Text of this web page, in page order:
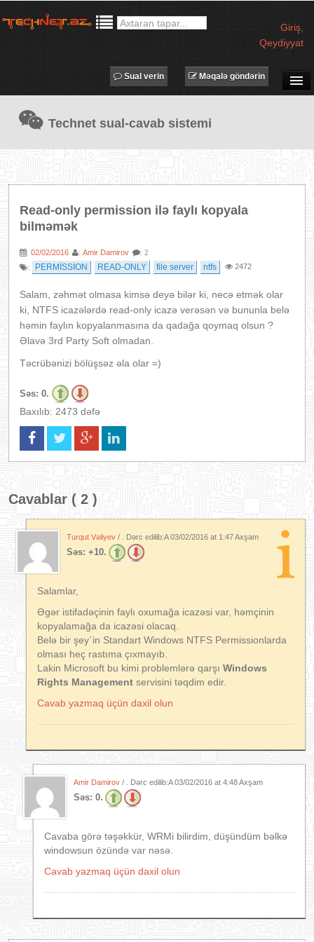
Giriş
Qeydiyyat
TECHNET TV
MƏQALƏLƏR
PROQRAMLAR
IT LÜĞƏT
Məqalə göndərin
Sual verin
Technet sual-cavab sistemi
Read-only permission ilə faylı kopyala
bilməmək
: 02/02/2016 : Amir Damirov
: 2
:
PERMİSSİON READ-ONLY file server ntfs 2472
Salam, zəhmət olmasa kimsə deyə bilər ki, necə etmək olar
ki, NTFS icazələrdə read-only icazə verəsən və bununla belə
həmin faylın kopyalanmasına da qadağa qoymaq olsun ?
Əlavə 3rd Party Soft olmadan.
Təcrübənizi bölüşsəz əla olar =)
Səs: 0.
Baxılıb: 2473 dəfə
Cavablar ( 2 )
Turqut Vəliyev / . Dərc edilib:A03/02/2016 at 1:47 Axşam
Səs: +10.
Salamlar,
Əgər istifadəçinin faylı oxumağa icazəsi var, həmçinin
kopyalamağa da icazəsi olacaq.
Belə bir şey`in Standart Windows NTFS Permissionlarda
olması heç rastıma çıxmayıb.
Lakin Microsoft bu kimi problemlərə qarşı Windows
Rights Management servisini təqdim edir.
Cavab yazmaq üçün daxil olun
Amir Damirov / . Dərc edilib:A03/02/2016 at 4:48 Axşam
Səs: 0.
Cavaba görə təşəkkür, WRMi bilirdim, düşündüm bəlkə
windowsun özündə var nəsə.
Cavab yazmaq üçün daxil olun